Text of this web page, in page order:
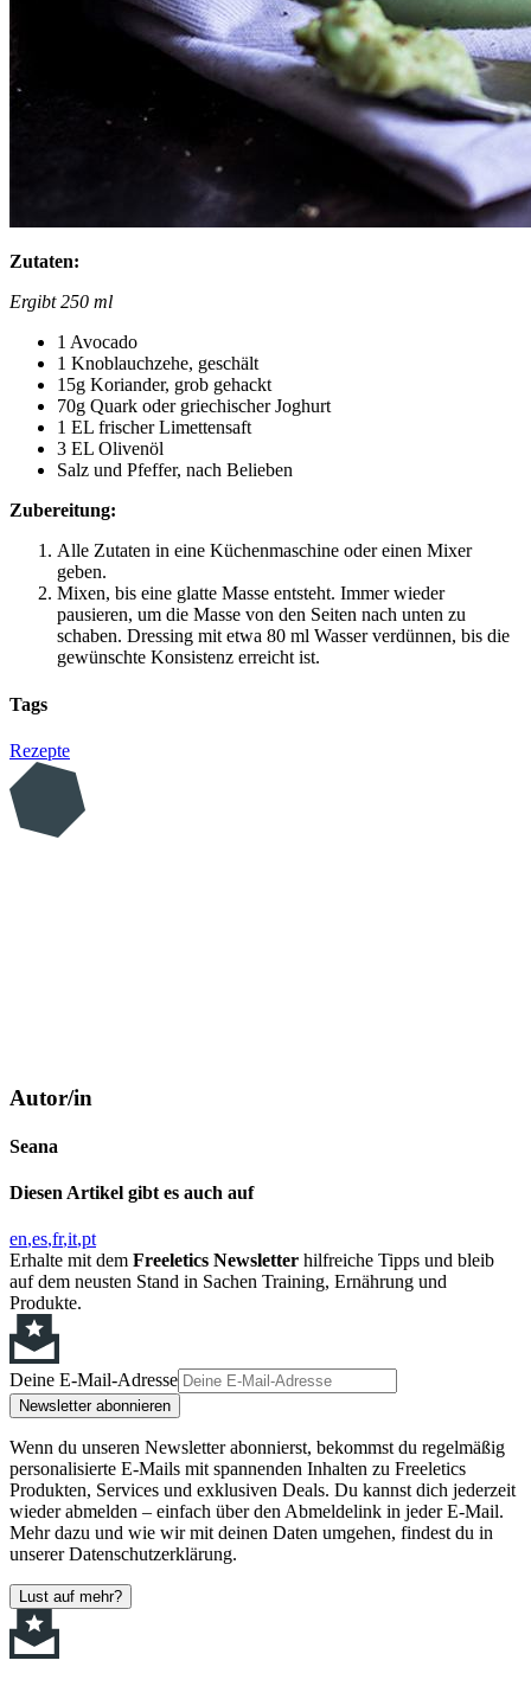
Zutaten:
Ergibt 250 ml
1 Avocado
1 Knoblauchzehe, geschält
15g Koriander, grob gehackt
70g Quark oder griechischer Joghurt
1 EL frischer Limettensaft
3 EL Olivenöl
Salz und Pfeffer, nach Belieben
Zubereitung:
Alle Zutaten in eine Küchenmaschine oder einen Mixer
geben.
Mixen, bis eine glatte Masse entsteht. Immer wieder
pausieren, um die Masse von den Seiten nach unten zu
schaben. Dressing mit etwa 80 ml Wasser verdünnen, bis die
gewünschte Konsistenz erreicht ist.
Tags
Rezepte
Autor/in
Seana
Diesen Artikel gibt es auch auf
en es fr it pt
Erhalte mit dem Freeletics Newsletter hilfreiche Tipps und bleib
auf dem neusten Stand in Sachen Training, Ernährung und
Produkte.
Deine E-Mail-Adresse
Newsletter abonnieren
Wenn du unseren Newsletter abonnierst, bekommst du regelmäßig
personalisierte E-Mails mit spannenden Inhalten zu Freeletics
Produkten, Services und exklusiven Deals. Du kannst dich jederzeit
wieder abmelden – einfach über den Abmeldelink in jeder E-Mail.
Mehr dazu und wie wir mit deinen Daten umgehen, findest du in
unserer Datenschutzerklärung.
Lust auf mehr?